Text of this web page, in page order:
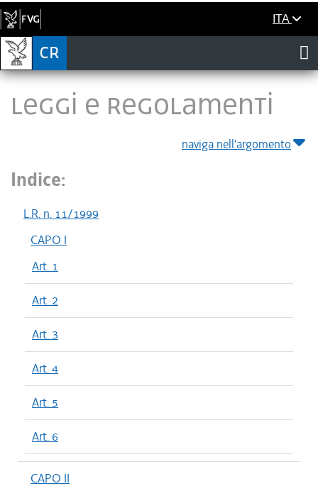
ITA
LEGGI E REGOLAMENTI
naviga nell'argomento
Indice:
L.R. n. 11/1999
CAPO I
Art. 1
Art. 2
Art. 3
Art. 4
Art. 5
Art. 6
CAPO II